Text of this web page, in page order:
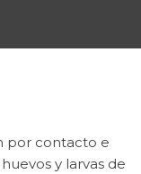
por contacto e
y larvas de